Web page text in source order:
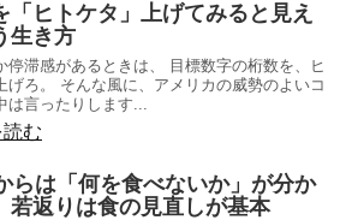
「ヒトケタ」上げてみると見え
生き方
停滞感があるときは、 目標数字の桁数を、ヒ
げろ。 そんな風に、アメリカの威勢のよいコ
は言ったりします...
む
らは「何を食べないか」が分か
若返りは食の見直しが基本